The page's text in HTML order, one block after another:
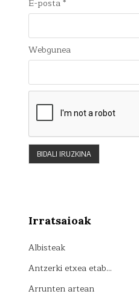
E-posta*
Webgunea
Irratsaioak
Albisteak
Antzerki etxea etab…
Arrunten artean